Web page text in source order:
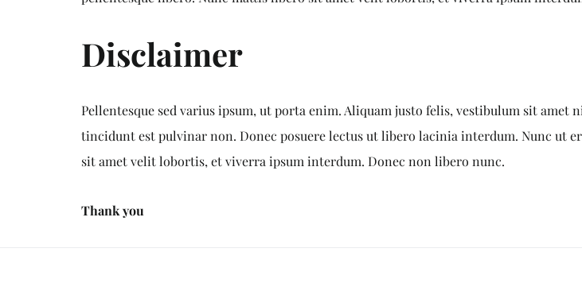
Disclaimer
Pellentesque sed varius ipsum, ut porta enim. Aliquam justo felis, vestibulum sit
tincidunt est pulvinar non. Donec posuere lectus ut libero lacinia interdum. Nunc ut
sit amet velit lobortis, et viverra ipsum interdum. Donec non libero nunc.
Thank you